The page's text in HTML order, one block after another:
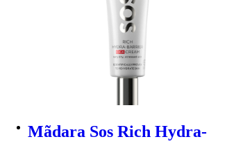
Mãdara Sos Rich Hydra-